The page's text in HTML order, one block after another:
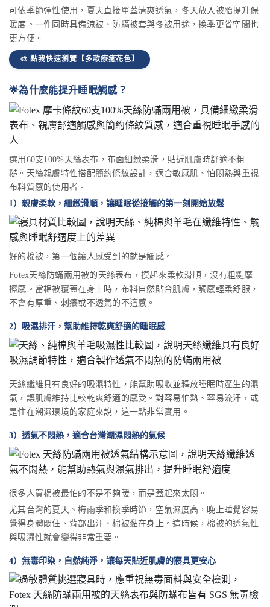
可依季節彈性使用，夏天直接單蓋清爽透氣，冬天放入被胎提升保
暖度。一件同時具備涼被、防蟎被套與冬被用途，換季更省空間也
更方便。
🎨 點我快速瀏覽【多款療癒花色】
🌟為什麼能提升睡眠觸感？
選用60支100%天絲表布，布面細緻柔滑，貼近肌膚時舒適不粗
糙。天絲親膚特性搭配簡約條紋設計，適合敏感肌、怕悶熱與重視
布料質感的使用者。
1）親膚柔軟，細緻滑順，讓睡眠從接觸的第一刻開始放鬆
好的棉被，第一個讓人感受到的就是觸感。
Fotex天絲防蟎兩用被的天絲表布，摸起來柔軟滑順，沒有粗糙摩
擦感。當棉被覆蓋在身上時，布料自然貼合肌膚，觸感輕柔舒服，
不會有厚重、刺癢或不透氣的不適感。
2）吸濕排汗，幫助維持乾爽舒適的睡眠感
天絲纖維具有良好的吸濕特性，能幫助吸收並釋放睡眠時產生的濕
氣，讓肌膚維持比較乾爽舒適的感受。對容易怕熱、容易流汗，或
是住在潮濕環境的家庭來說，這一點非常實用。
3）透氣不悶熱，適合台灣潮濕悶熱的氣候
很多人買棉被最怕的不是不夠暖，而是蓋起來太悶。
尤其台灣的夏天、梅雨季和換季時節，空氣濕度高，晚上睡覺容易
覺得身體悶住、背部出汗、棉被黏在身上。這時候，棉被的透氣性
與吸濕性就會變得非常重要。
4）無毒印染，自然純淨，讓每天貼近肌膚的寢具更安心